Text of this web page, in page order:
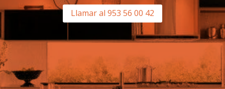
Llamar al 953 56 00 42